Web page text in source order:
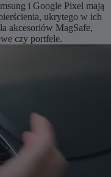
i Google Pixel mają
ukrytego w ich
akcesoriów MagSafe,
czy portfele.